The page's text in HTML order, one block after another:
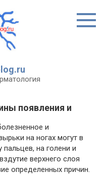
появления и
и
на ногах могут в
на голени и
верхнего слоя
определенных причин.